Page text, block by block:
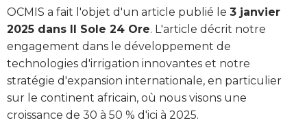
OCMIS a fait l'objet d'un article publié le 3 janvier
2025 dans Il Sole 24 Ore. L'article décrit notre
engagement dans le développement de
technologies d'irrigation innovantes et notre
stratégie d'expansion internationale, en particulier
sur le continent africain, où nous visons une
croissance de 30 à 50 % d'ici à 2025.